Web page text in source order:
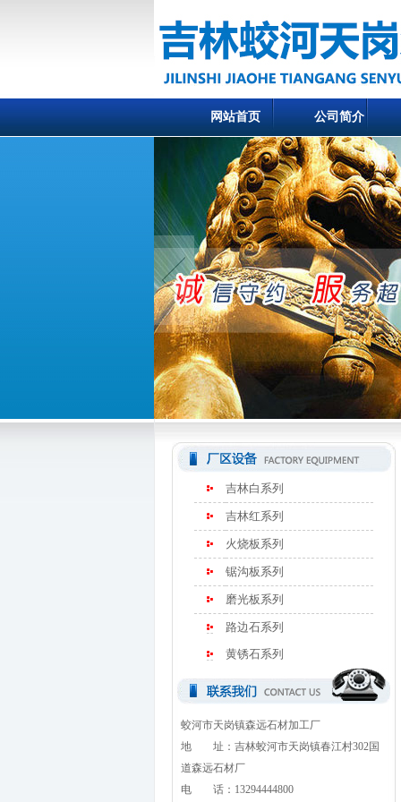
网站首页 公司简介
吉林白系列
吉林红系列
火烧板系列
锯沟板系列
磨光板系列
路边石系列
黄锈石系列
蛟河市天岗镇森远石材加工厂
地 址：吉林蛟河市天岗镇春江村302国
道森远石材厂
电 话：13294444800